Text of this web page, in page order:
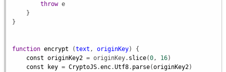
throw e
    }
}
function encrypt (text , originKey) {
const originKey2 = originKey. slice(0, 16)
const
key = CryptoJS.enc.Utf8. parse(originKey2)